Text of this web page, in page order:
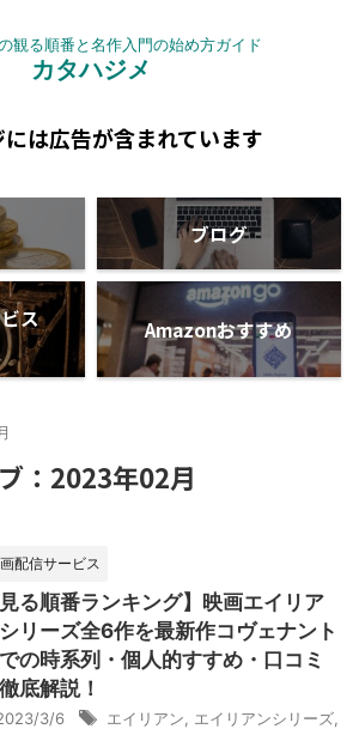
観る順番と名作入門の始め方ガイド
カタハジメ
には広告が含まれています
ブログ
ス
Amazonおすすめ
：2023年02月
配信サービス
見る順番ランキング】映画エイリア
リーズ全6作を最新作コヴェナント
の時系列・個人的すすめ・口コミ
底解説！
3/6 エイリアン エイリアンシリーズ